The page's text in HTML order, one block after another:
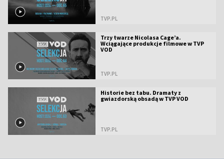
TVP.PL
Trzy twarze Nicolasa Cage’a.
Wciągające produkcje filmowe w TVP
VOD
TVP.PL
Historie bez tabu. Dramaty z
gwiazdorską obsadą w TVP VOD
TVP.PL